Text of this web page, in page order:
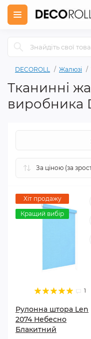
DECOROLL Жалюзі
Тканинні
виробника
Хіт продажу
Кращий вибір
1
Рулонна штора Len
2074 Небесно
Блакитний